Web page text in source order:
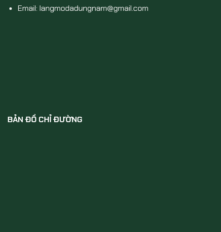
Email: langmodadungnam@gmail.com
BẢN ĐỒ CHỈ ĐƯỜNG